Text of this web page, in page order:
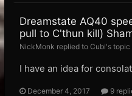
Dreamstate AQ40
pull to C'thun kill)
NickMonk replied to Cubi's topic
I have an idea for
December 4, 2017 9